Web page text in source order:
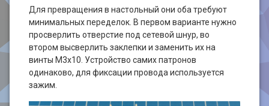
Для превращения в настольный они оба требуют
минимальных переделок. В первом варианте нужно
просверлить отверстие под сетевой шнур, во
втором высверлить заклепки и заменить их на
винты М3х10. Устройство самих патронов
одинаково, для фиксации провода используется
зажим.